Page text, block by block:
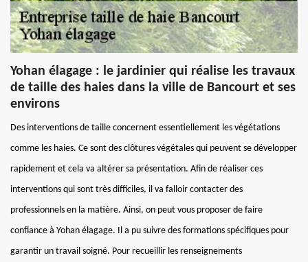
Yohan élagage : le jardinier qui réalise les travaux
de taille des haies dans la ville de Bancourt et ses
environs
Des interventions de taille concernent essentiellement les végétations
comme les haies. Ce sont des clôtures végétales qui peuvent se développer
rapidement et cela va altérer sa présentation. Afin de réaliser ces
interventions qui sont très difficiles, il va falloir contacter des
professionnels en la matière. Ainsi, on peut vous proposer de faire
confiance à Yohan élagage. Il a pu suivre des formations spécifiques pour
garantir un travail soigné. Pour recueillir les renseignements